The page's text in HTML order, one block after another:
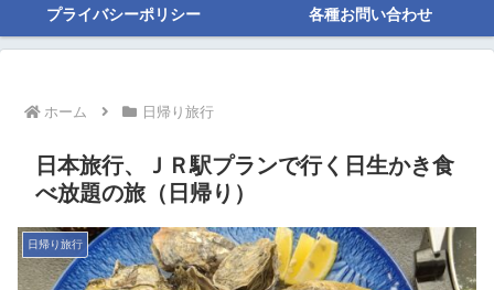
プライバシーポリシー 各種お問い合わせ
ホーム 日帰り旅行
日本旅行、ＪＲ駅プランで行く日生かき食
べ放題の旅（日帰り）
日帰り旅行